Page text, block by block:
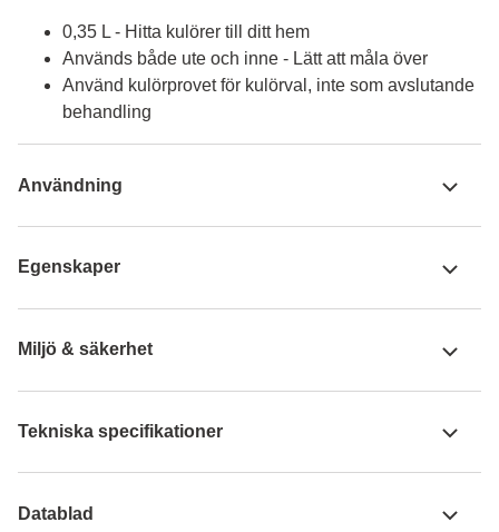
0,35 L - Hitta kulörer till ditt hem
Används både ute och inne - Lätt att måla över
Använd kulörprovet för kulörval, inte som avslutande
behandling
Användning
Egenskaper
Miljö & säkerhet
Tekniska specifikationer
Datablad